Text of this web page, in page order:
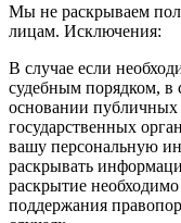
Мы не раскрываем
лицам. Исключения:
В случае если
судебным порядком, в
основании публичных
государственных
вашу персональную
раскрывать
раскрытие
поддержания